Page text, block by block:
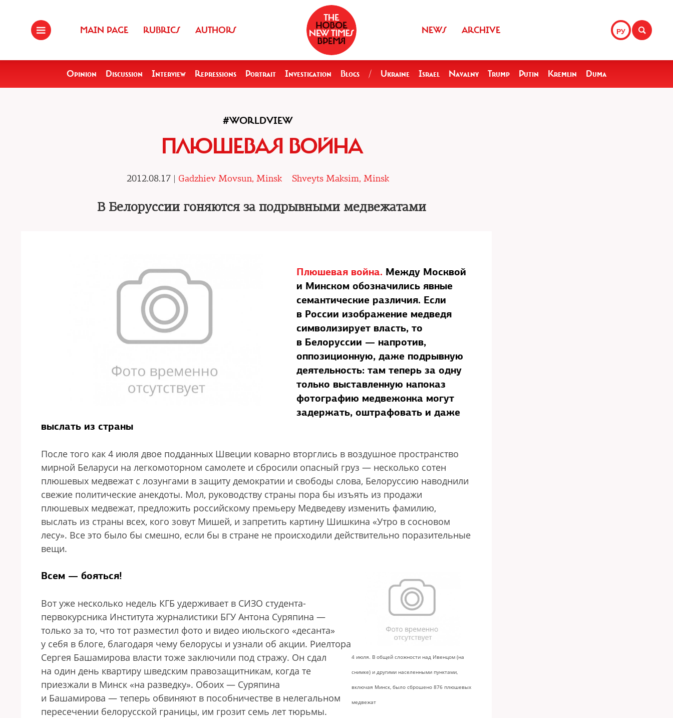
MAIN PAGE RUBRICS AUTHORS РУ
NEWS ARCHIVE
Opinion Discussion Interview Repressions Portrait Investigation Blogs / Ukraine Israel Navalny Trump Putin Kremlin Duma
#WORLDVIEW
ПЛЮШЕВАЯ ВОЙНА
2012.08.17 | Gadzhiev Movsun, Minsk Shveyts Maksim, Minsk
В Белоруссии гоняются за подрывными медвежатами
Плюшевая война. Между Москвой
и Минском обозначились явные
семантические различия. Если
в России изображение медведя
символизирует власть, то
в Белоруссии — напротив,
оппозиционную, даже подрывную
деятельность: там теперь за одну
только выставленную напоказ
фотографию медвежонка могут
задержать, оштрафовать и даже
выслать из страны
После того как 4 июля двое подданных Швеции коварно вторглись в воздушное пространство
мирной Беларуси на легкомоторном самолете и сбросили опасный груз — несколько сотен
плюшевых медвежат с лозунгами в защиту демократии и свободы слова, Белоруссию наводнили
свежие политические анекдоты. Мол, руководству страны пора бы изъять из продажи
плюшевых медвежат, предложить российскому премьеру Медведеву изменить фамилию,
выслать из страны всех, кого зовут Мишей, и запретить картину Шишкина «Утро в сосновом
лесу». Все это было бы смешно, если бы в стране не происходили действительно поразительные
вещи.
4 июля. В общей сложности над Ивенцом (на
снимке) и другими населенными пунктами,
включая Минск, было сброшено 876 плюшевых
медвежат
Всем — бояться!
Вот уже несколько недель КГБ удерживает в СИЗО студента-
первокурсника Института журналистики БГУ Антона Суряпина —
только за то, что тот разместил фото и видео июльского «десанта»
у себя в блоге, благодаря чему белорусы и узнали об акции. Риелтора
Сергея Башамирова власти тоже заключили под стражу. Он сдал
на один день квартиру шведским правозащитникам, когда те
приезжали в Минск «на разведку». Обоих — Суряпина
и Башамирова — теперь обвиняют в пособничестве в нелегальном
пересечении белорусской границы, им грозит семь лет тюрьмы.